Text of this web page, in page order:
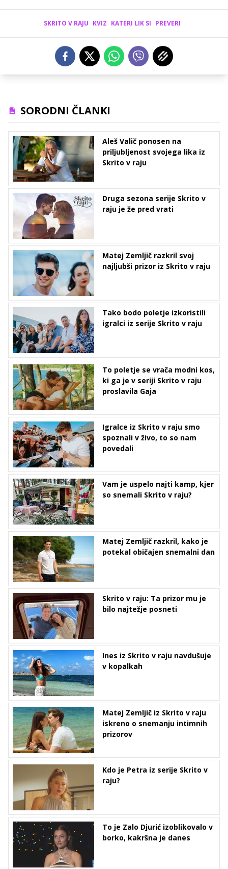
SKRITO V RAJU KVIZ KATERI LIK SI PREVERI
SORODNI ČLANKI
Aleš Valič ponosen na
priljubljenost svojega lika iz
Skrito v raju
Druga sezona serije Skrito v
raju je že pred vrati
Matej Zemljič razkril svoj
najljubši prizor iz Skrito v raju
Tako bodo poletje izkoristili
igralci iz serije Skrito v raju
To poletje se vrača modni kos,
ki ga je v seriji Skrito v raju
proslavila Gaja
Igralce iz Skrito v raju smo
spoznali v živo, to so nam
povedali
Vam je uspelo najti kamp, kjer
so snemali Skrito v raju?
Matej Zemljič razkril, kako je
potekal običajen snemalni dan
Skrito v raju: Ta prizor mu je
bilo najtežje posneti
Ines iz Skrito v raju navdušuje
v kopalkah
Matej Zemljič iz Skrito v raju
iskreno o snemanju intimnih
prizorov
Kdo je Petra iz serije Skrito v
raju?
To je Zalo Djurić izoblikovalo v
borko, kakršna je danes